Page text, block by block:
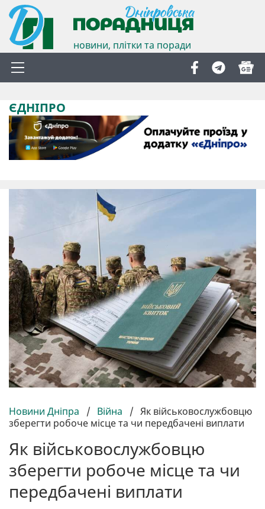
новини, плітки та поради
ЄДНІПРО
Новини Дніпра / Війна / Як військовослужбовцю
зберегти робоче місце та чи передбачені виплати
Як військовослужбовцю
зберегти робоче місце та чи
передбачені виплати